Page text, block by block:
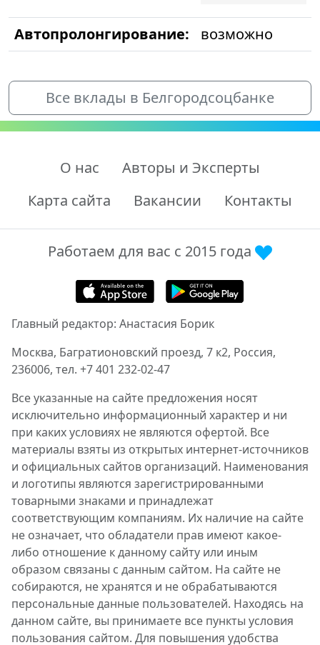
Автопролонгирование: возможно
Все вклады в Белгородсоцбанке
О нас
Авторы и Эксперты
Карта сайта
Вакансии Контакты
Работаем для вас с 2015 года
Главный редактор: Анастасия Борик
Москва, Багратионовский проезд, 7 к2, Россия,
236006, тел. +7 401 232-02-47
Все указанные на сайте предложения носят
исключительно информационный характер и ни
при каких условиях не являются офертой. Все
материалы взяты из открытых интернет-источников
и официальных сайтов организаций. Наименования
и логотипы являются зарегистрированными
товарными знаками и принадлежат
соответствующим компаниям. Их наличие на сайте
не означает, что обладатели прав имеют какое-
либо отношение к данному сайту или иным
образом связаны с данным сайтом. На сайте не
собираются, не хранятся и не обрабатываются
персональные данные пользователей. Находясь на
данном сайте, вы принимаете все пункты условия
пользования сайтом. Для повышения удобства